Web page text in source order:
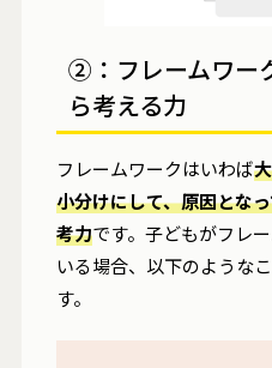
②：フレームワー
ら考える力
フレームワークはいわば
小分けにして、原因とな
考力です。子どもがフレ
いる場合、以下のような
す。